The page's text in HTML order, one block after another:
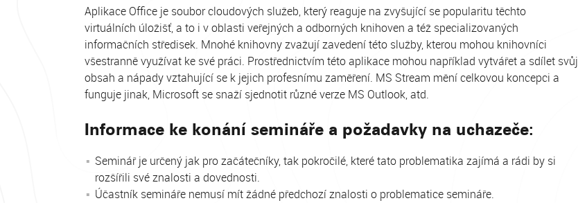
Aplikace Office je soubor cloudových služeb, který reaguje na zvyšující se popularitu těchto
virtuálních úložišť, a to i v oblasti veřejných a odborných knihoven a též specializovaných
informačních středisek. Mnohé knihovny zvažují zavedení této služby, kterou mohou knihovníci
všestranně využívat ke své práci. Prostřednictvím této aplikace mohou například vytvářet a sdílet svůj
obsah a nápady vztahující se k jejich profesnímu zaměření. MS Stream mění celkovou koncepci a
funguje jinak, Microsoft se snaží sjednotit různé verze MS Outlook, atd.
Informace ke konání semináře a požadavky na uchazeče:
Seminář je určený jak pro začátečníky, tak pokročilé, které tato problematika zajímá a rádi by si
rozšířili své znalosti a dovednosti.
Účastník semináře nemusí mít žádné předchozí znalosti o problematice semináře.